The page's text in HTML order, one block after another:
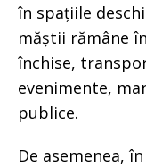
în spațiile
măștii rămâne
închise,
evenimente,
publice.
De asemenea,